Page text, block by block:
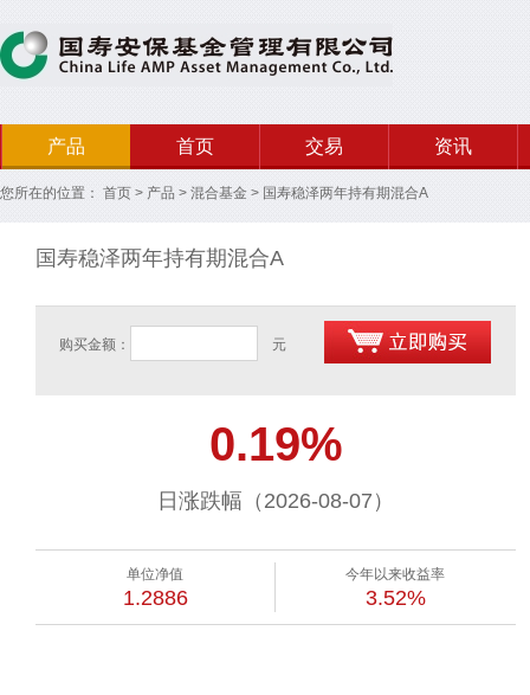
产品 首页 交易 资讯
您所在的位置： 首页 > 产品 > 混合基金 > 国寿稳泽两年持有期混合A
国寿稳泽两年持有期混合A
购买金额： 元
0.19%
日涨跌幅（2026-08-07）
单位净值
1.2886
今年以来收益率
3.52%